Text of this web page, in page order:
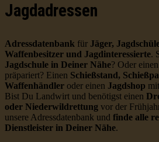
Jagdadressen
Adressdatenbank für Jäger,
Waffenbesitzer und Jagdinteressierte.
Jagdschule in Deiner Nähe? Oder einen
präpariert? Einen Schießstand,
Waffenhändler oder einen Jagdshop
Bist Du Landwirt und benötigst einen
oder Niederwildrettung vor der
unsere Adressdatenbank und finde alle
Dienstleister in Deiner Nähe.